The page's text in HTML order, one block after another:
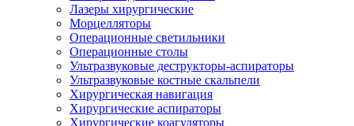
Лазеры хирургические
Морцелляторы
Операционные светильники
Операционные столы
Ультразвуковые деструкторы-аспираторы
Ультразвуковые костные скальпели
Хирургическая навигация
Хирургические аспираторы
Хирургические коагуляторы